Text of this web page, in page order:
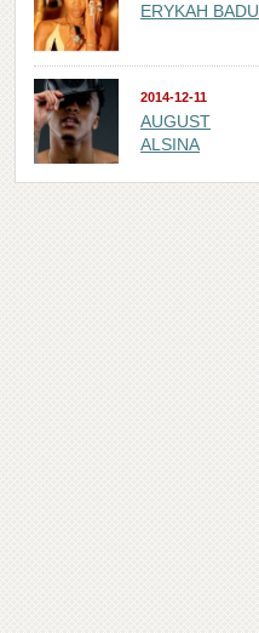
ERYKAH BADU
2014-12-11
AUGUST
ALSINA